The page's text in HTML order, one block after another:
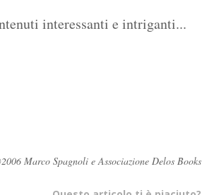
interessanti e intriganti...
Marco Spagnoli e Associazione Delos Books